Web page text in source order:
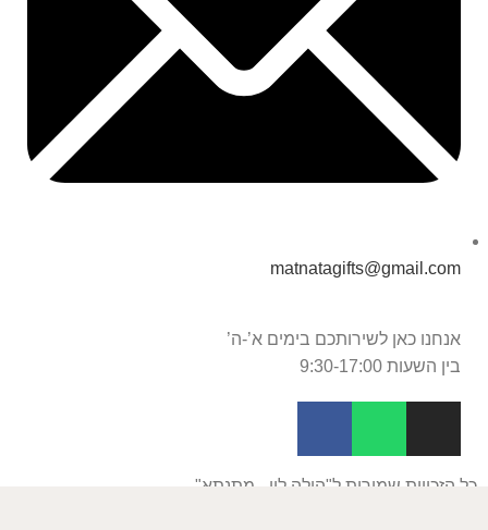
matnatagifts@gmail.com
אנחנו כאן לשירותכם בימים א’-ה’
בין השעות 9:30-17:00
כל הזכויות שמורות ל"הילה לוי - מתנתא"